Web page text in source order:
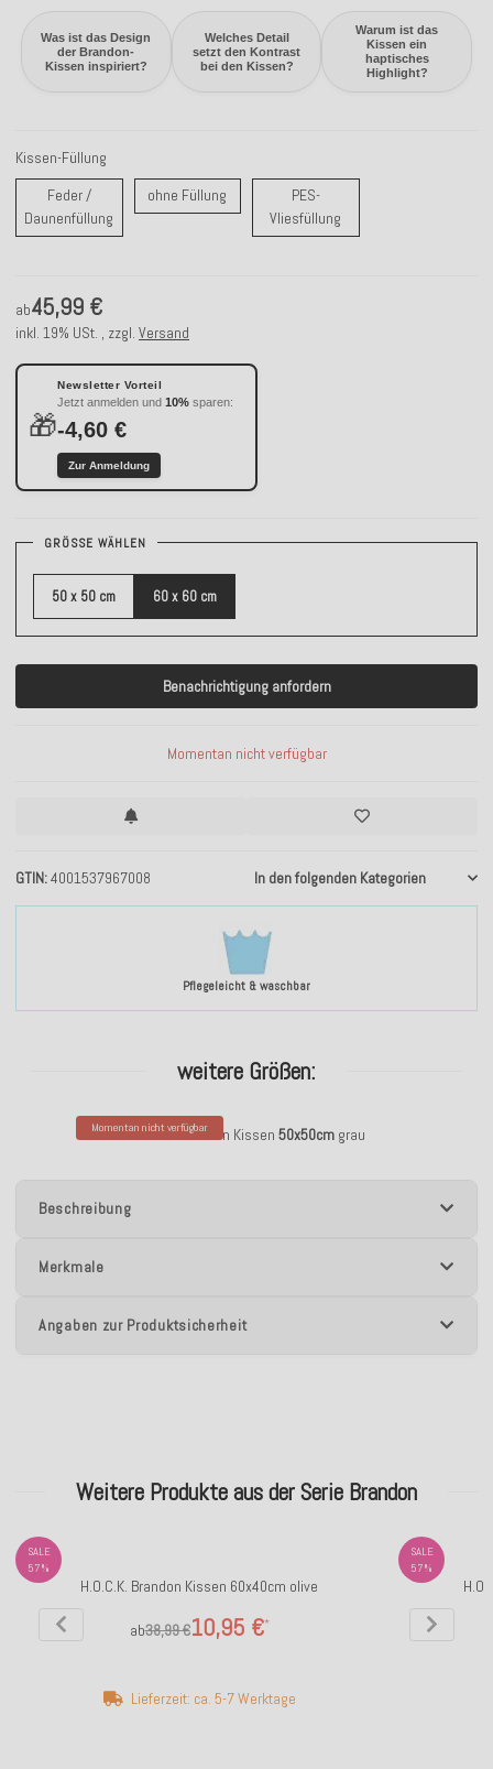
Was ist das Design
der Brandon-
Kissen inspiriert?
Welches Detail
setzt den Kontrast
bei den Kissen?
Warum ist das
Kissen ein
haptisches
Highlight?
Pflegeleicht & waschbar
GTIN 4001537967008 In den folgenden Kategorien
Kissen-Füllung
Feder /
Daunenfüllung Feder / Daunenfüllung
ohne Füllung ohne FüllungPES-
Vliesfüllung
ab45,99 €
inkl. 19% USt. , zzgl. Versand
🎁
Newsletter Vorteil
Jetzt anmelden und 10% sparen:
-4,60 €
Zur Anmeldung
GRÖSSE WÄHLEN
50 x 50 cm 60 x 60 cm
Benachrichtigung anfordern
Momentan nicht verfügbar
weitere Größen:
Momentan nicht verfügbar
H.O.C.K. Brandon Kissen 50x50cmgrau
Beschreibung
Merkmale
Angaben zur Produktsicherheit
Weitere Produkte aus der Serie Brandon
SALE
57%
H.O.C.K. Brandon Kissen 60x40cm olive
ab 10,95 €*
38,99 €
Lieferzeit: ca. 5-7 Werktage
SALE
57%